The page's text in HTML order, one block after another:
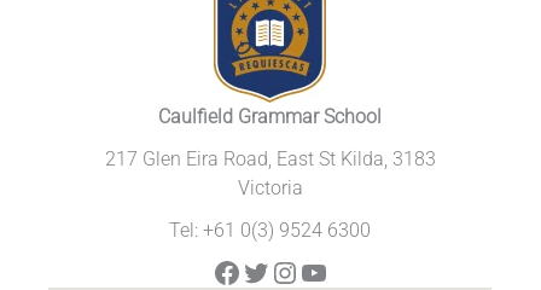
Caulfield Grammar School
217 Glen Eira Road, East St Kilda, 3183
Victoria
Tel: +61 0(3) 9524 6300
Facebook
Twitter
Instagram
YouTube